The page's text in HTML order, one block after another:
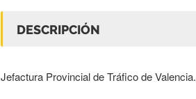
DESCRIPCIÓN
Jefactura Provincial de Tráfico de Valencia.